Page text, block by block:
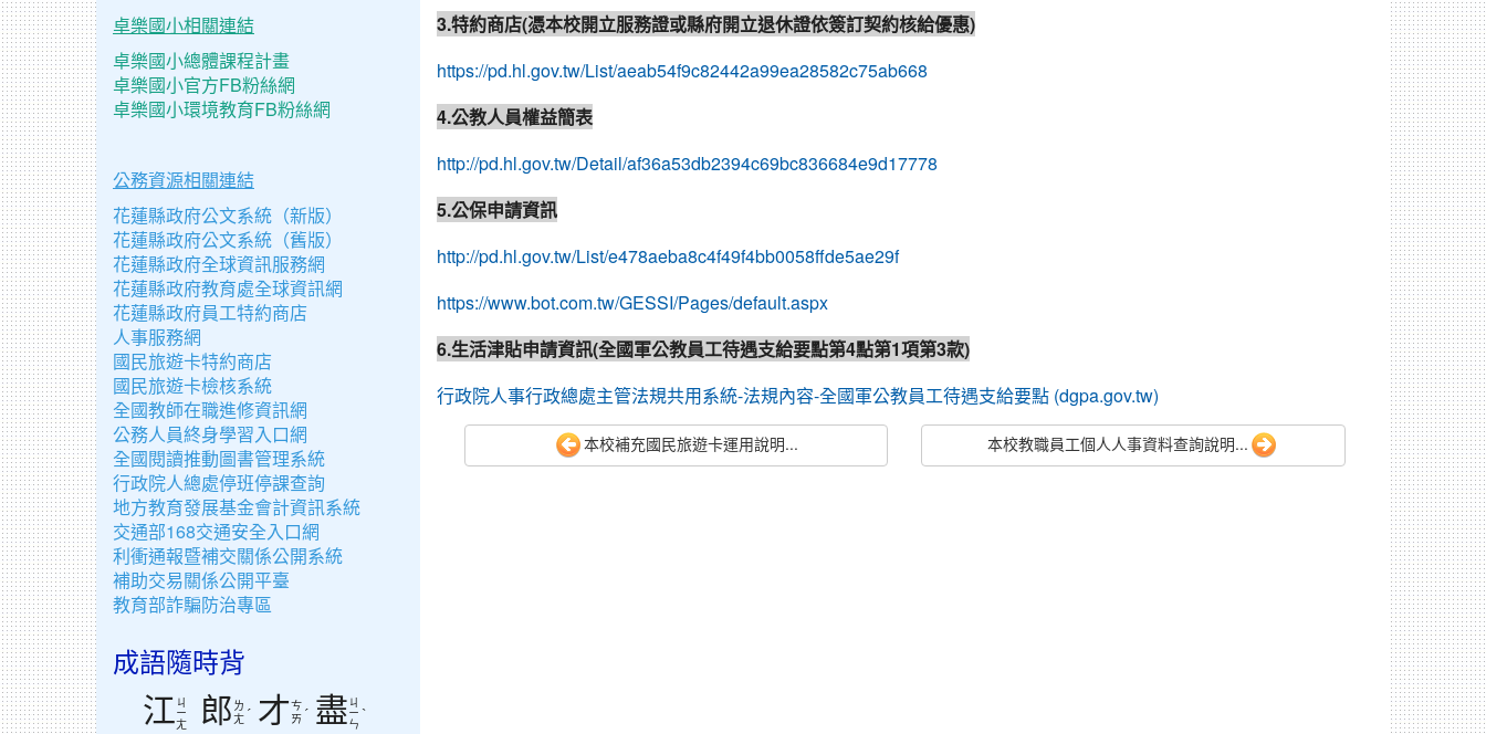
3.特約商店(憑本校開立服務證或縣府開立退休證依簽訂契約核給優惠)
https://pd.hl.gov.tw/List/aeab54f9c82442a99ea28582c75ab668
4.公教人員權益簡表
http://pd.hl.gov.tw/Detail/af36a53db2394c69bc836684e9d17778
5.公保申請資訊
http://pd.hl.gov.tw/List/e478aeba8c4f49f4bb0058ffde5ae29f
https://www.bot.com.tw/GESSI/Pages/default.aspx
6.生活津貼申請資訊(全國軍公教員工待遇支給要點第4點第1項第3款)
行政院人事行政總處主管法規共用系統-法規內容-全國軍公教員工待遇支給要點 (dgpa.gov.tw)
本校補充國民旅遊卡運用說明... 本校教職員工個人人事資料查詢說明...
卓樂國小相關連結
卓樂國小總體課程計畫
卓樂國小官方FB粉絲網
卓樂國小環境教育FB粉絲網
公務資源相關連結
花蓮縣政府公文系統（新版）
花蓮縣政府公文系統（舊版）
花蓮縣政府全球資訊服務網
花蓮縣政府教育處全球資訊網
花蓮縣政府員工特約商店
人事服務網
國民旅遊卡特約商店
國民旅遊卡檢核系統
全國教師在職進修資訊網
公務人員終身學習入口網
全國閱讀推動圖書管理系統
行政院人總處停班停課查詢
地方教育發展基金會計資訊系統
交通部168交通安全入口網
利衝通報暨補交關係公開系統
補助交易關係公開平臺
教育部詐騙防治專區
成語隨時背
江 ㄐ
ㄧ
ㄤ
郎ㄌ
ㄤ ˊ 才ㄘ
ㄞ ˊ 盡 ㄐ
ㄧ
ㄣ
ˋ